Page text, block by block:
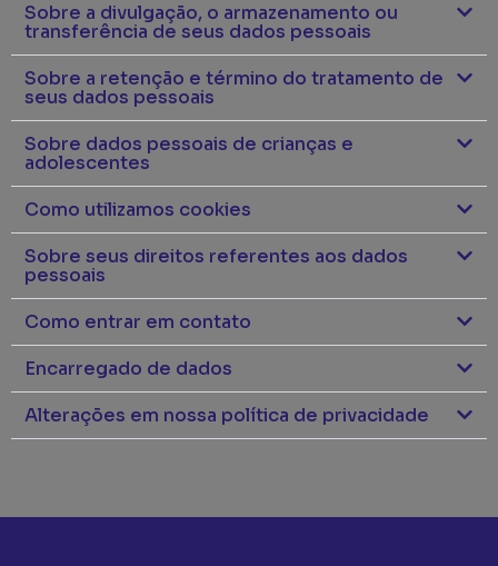
Sobre a divulgação, o armazenamento ou
transferência de seus dados pessoais
Sobre a retenção e término do tratamento de
seus dados pessoais
Sobre dados pessoais de crianças e
adolescentes
Como utilizamos cookies
Sobre seus direitos referentes aos dados
pessoais
Como entrar em contato
Encarregado de dados
Alterações em nossa política de privacidade